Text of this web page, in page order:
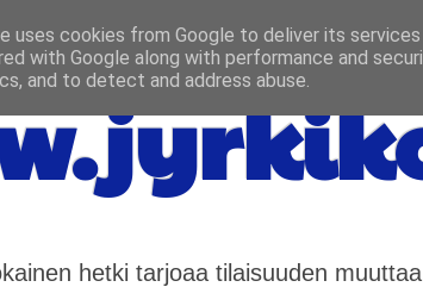
hetki tarjoaa tilaisuuden
uses cookies from Google to deliver its
with Google along with performance and
and to detect and address abuse.